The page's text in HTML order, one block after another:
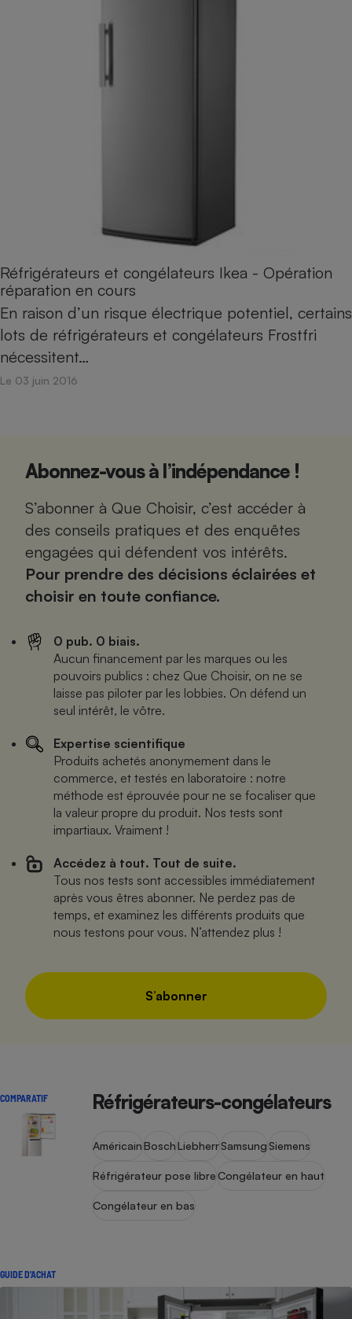
Réfrigérateurs et congélateurs Ikea - Opération
réparation en cours
En raison d’un risque électrique potentiel, certains
lots de réfrigérateurs et congélateurs Frostfri
nécessitent…
Le 03 juin 2016
Abonnez-vous à l’indépendance !
S’abonner à Que Choisir, c’est accéder à
des conseils pratiques et des enquêtes
engagées qui défendent vos intérêts.
Pour prendre des décisions éclairées et
choisir en toute confiance.
0 pub. 0 biais.
Aucun financement par les marques ou les
pouvoirs publics : chez Que Choisir, on ne se
laisse pas piloter par les lobbies. On défend un
seul intérêt, le vôtre.
Expertise scientifique
Produits achetés anonymement dans le
commerce, et testés en laboratoire : notre
méthode est éprouvée pour ne se focaliser que
la valeur propre du produit. Nos tests sont
impartiaux. Vraiment !
Accédez à tout. Tout de suite.
Tous nos tests sont accessibles immédiatement
après vous êtres abonner. Ne perdez pas de
temps, et examinez les différents produits que
nous testons pour vous. N’attendez plus !
S’abonner
COMPARATIF Réfrigérateurs-congélateurs
Américain Bosch LiebherrSamsung Siemens
Réfrigérateur pose libre Congélateur en haut
Congélateur en bas
GUIDE D'ACHAT